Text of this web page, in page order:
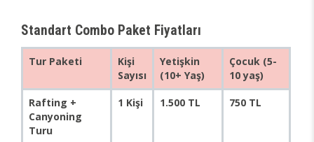
Standart Combo Paket Fiyatları
Tur Paketi
Kişi
Sayısı
Yetişkin
(10+ Yaş)
Çocuk (5-
10 yaş)
Rafting +
Canyoning
Turu
1 Kişi 1.500 TL 750 TL